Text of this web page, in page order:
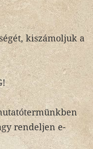
kiszámoljuk a
rendeljen e-